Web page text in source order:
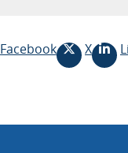
Facebook X